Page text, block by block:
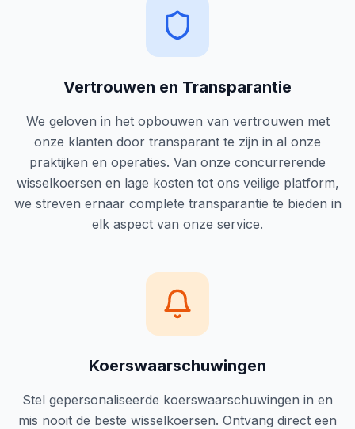
Vertrouwen en Transparantie
We geloven in het opbouwen van vertrouwen met
onze klanten door transparant te zijn in al onze
praktijken en operaties. Van onze concurrerende
wisselkoersen en lage kosten tot ons veilige platform,
we streven ernaar complete transparantie te bieden in
elk aspect van onze service.
Koerswaarschuwingen
Stel gepersonaliseerde koerswaarschuwingen in en
mis nooit de beste wisselkoersen. Ontvang direct een